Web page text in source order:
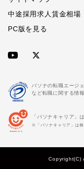
中途採用求人賃金相場
PC版を見る
パソナの転職エージ
など転職に関する情
「パソナキャリア」
※「パソナキャリア」は
Copyright(C)